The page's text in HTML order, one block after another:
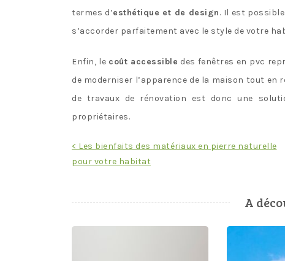
termes d’esthétique et de design. Il est
s’accorder parfaitement avec le style de votre
Enfin, le coût accessible des fenêtres en pvc
de moderniser l’apparence de la maison tout
de travaux de rénovation est donc une
propriétaires.
Navigation
de
< Les bienfaits des matériaux en pierre naturelle
pour votre habitat
A